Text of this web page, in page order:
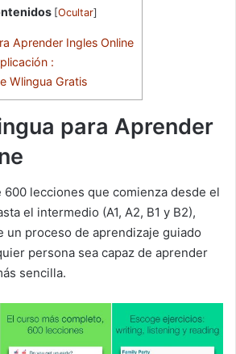
[Ocultar]
Aprender Ingles Online
:
Wlingua Gratis
para Aprender
600 lecciones que comienza desde el
el intermedio (A1, A2, B1 y B2),
un proceso de aprendizaje guiado
persona sea capaz de aprender
sencilla.